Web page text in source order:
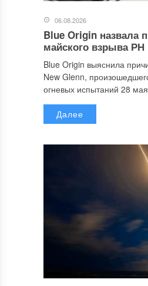
06.08.2026
Blue Origin назвала
майского взрыва РН
Blue Origin выяснила
New Glenn,
огневых испытаний 28
Далее